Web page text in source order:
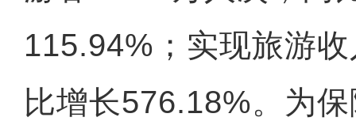
115.94%；实现旅游
比增长576.18%。为